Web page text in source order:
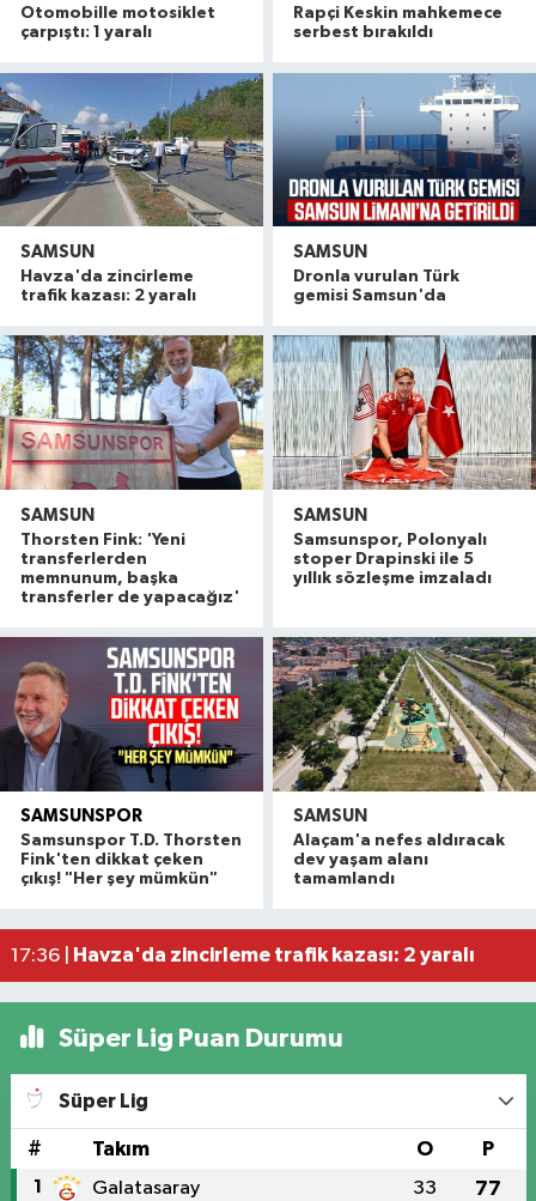
Otomobille motosiklet
çarpıştı: 1 yaralı
Rapçi Keskin mahkemece
serbest bırakıldı
SAMSUN
Havza'da zincirleme
trafik kazası: 2 yaralı
SAMSUN
Dronla vurulan Türk
gemisi Samsun'da
SAMSUN
Thorsten Fink: 'Yeni
transferlerden
memnunum, başka
transferler de yapacağız'
SAMSUN
Samsunspor, Polonyalı
stoper Drapinski ile 5
yıllık sözleşme imzaladı
SAMSUNSPOR
Samsunspor T.D. Thorsten
Fink'ten dikkat çeken
çıkış! "Her şey mümkün"
SAMSUN
Alaçam'a nefes aldıracak
dev yaşam alanı
tamamlandı
20:16 |Alaçam çileği reçel oldu: Hedef coğrafi işaret ve
19:06 |Hafif ticari araç ile motosiklet çarpıştı: 1 yaralı
17:59 | Otomobille motosiklet çarpıştı: 1 yaralı
17:36 |
Havza'da zincirleme trafik kazası: 2 yaralı
Süper Lig Puan Durumu
Süper Lig
# Takım O P
1 Galatasaray 33 77